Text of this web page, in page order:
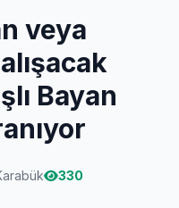
veya
Bayan
330